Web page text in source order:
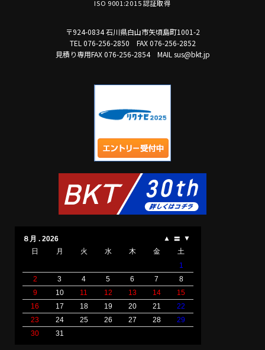
ISO 9001:2015 認証取得
〒924-0834 石川県白山市矢頃島町1001-2
TEL 076-256-2850
FAX 076-256-2852
見積り専用FAX 076-256-2854
MAIL sus@bkt.jp